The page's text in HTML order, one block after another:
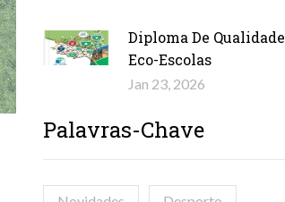
Diploma De Qualidade
Eco-Escolas
Jan 23, 2026
Palavras-Chave